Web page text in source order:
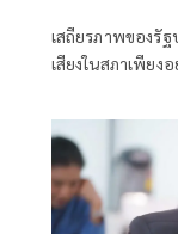
เสถียรภาพของรั
เสียงในสภาเพียง
ข่ายอำนาจของพ